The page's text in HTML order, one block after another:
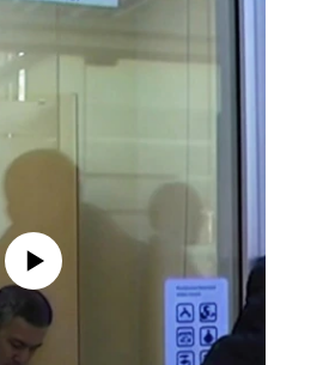
currently available